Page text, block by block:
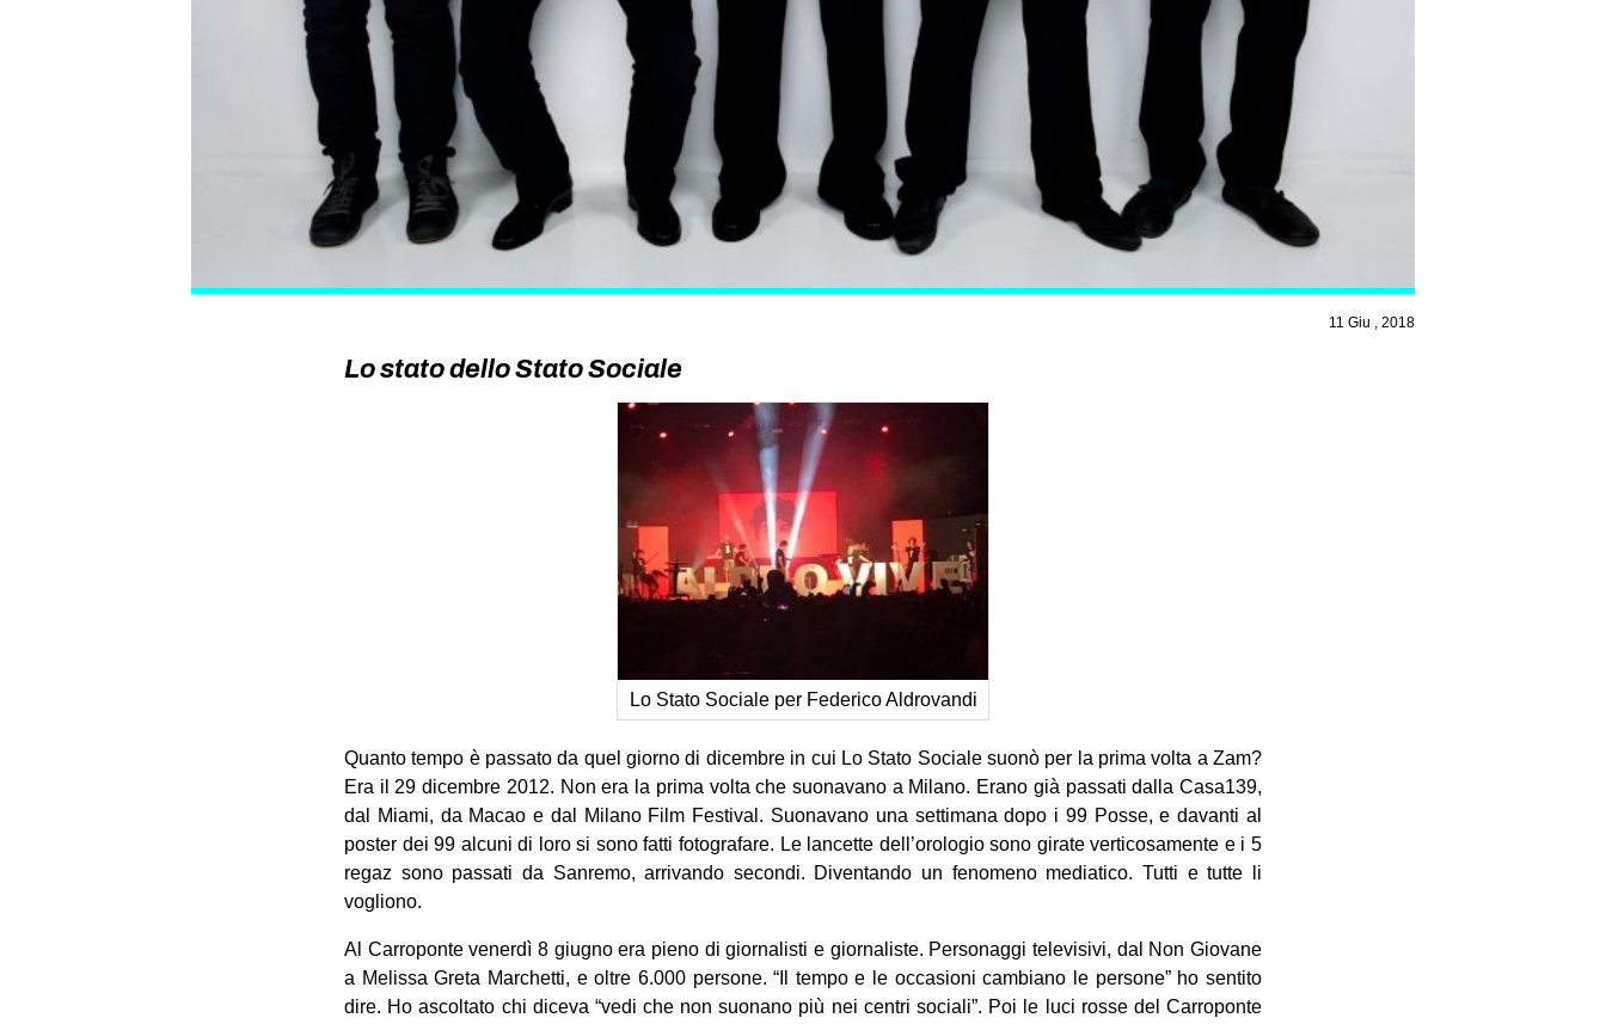
11 Giu , 2018
Lo stato dello Stato Sociale
Lo Stato Sociale per Federico Aldrovandi
Quanto tempo è passato da quel giorno di dicembre in cui Lo Stato Sociale suonò per la prima volta a Zam?
Era il 29 dicembre 2012. Non era la prima volta che suonavano a Milano. Erano già passati dalla Casa139,
dal Miami, da Macao e dal Milano Film Festival. Suonavano una settimana dopo i 99 Posse, e davanti al
poster dei 99 alcuni di loro si sono fatti fotografare. Le lancette dell’orologio sono girate verticosamente e i 5
regaz sono passati da Sanremo, arrivando secondi. Diventando un fenomeno mediatico. Tutti e tutte li
vogliono.
Al Carroponte venerdì 8 giugno era pieno di giornalisti e giornaliste. Personaggi televisivi, dal Non Giovane
a Melissa Greta Marchetti, e oltre 6.000 persone. “Il tempo e le occasioni cambiano le persone” ho sentito
dire. Ho ascoltato chi diceva “vedi che non suonano più nei centri sociali”. Poi le luci rosse del Carroponte